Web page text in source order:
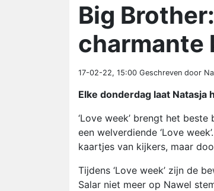
Big
charmante
17-02-22, 15:00 Geschreven door
Elke donderdag laat Natasja
‘Love week’ brengt het
een welverdiende ‘Love
kaartjes van kijkers, maar
Tijdens ‘Love week’ zijn de
Salar niet meer op Nawel